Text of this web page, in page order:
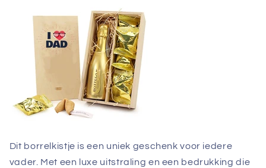
Dit borrelkistje is een uniek geschenk voor iedere
vader. Met een luxe uitstraling en een bedrukking die